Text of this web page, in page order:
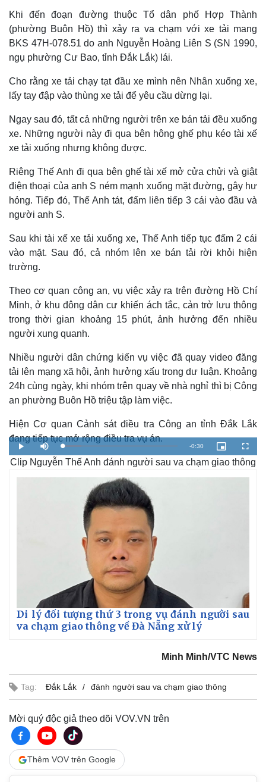
Thế giới
Quan sát
Cuộc sống đó đây
Multimedia
Video
Infographic
Khi đến đoạn đường thuộc Tổ dân phố Hợp Thành
(phường Buôn Hồ) thì xảy ra va chạm với xe tải mang
BKS 47H-078.51 do anh Nguyễn Hoàng Liên S (SN 1990,
ngụ phường Cư Bao, tỉnh Đắk Lắk) lái.
Cho rằng xe tải chạy tạt đầu xe mình nên Nhân xuống xe,
lấy tay đập vào thùng xe tải để yêu cầu dừng lại.
Ngay sau đó, tất cả những người trên xe bán tải đều xuống
xe. Những người này đi qua bên hông ghế phụ kéo tài xế
xe tải xuống nhưng không được.
Riêng Thế Anh đi qua bên ghế tài xế mở cửa chửi và giật
điện thoại của anh S ném mạnh xuống mặt đường, gây hư
hỏng. Tiếp đó, Thế Anh tát, đấm liên tiếp 3 cái vào đầu và
người anh S.
Sau khi tài xế xe tải xuống xe, Thế Anh tiếp tục đấm 2 cái
vào mặt. Sau đó, cả nhóm lên xe bán tải rời khỏi hiện
trường.
Theo cơ quan công an, vụ việc xảy ra trên đường Hồ Chí
Minh, ở khu đông dân cư khiến ách tắc, cản trở lưu thông
trong thời gian khoảng 15 phút, ảnh hưởng đến nhiều
người xung quanh.
Nhiều người dân chứng kiến vụ việc đã quay video đăng
tải lên mạng xã hội, ảnh hưởng xấu trong dư luận. Khoảng
24h cùng ngày, khi nhóm trên quay về nhà nghỉ thì bị Công
an phường Buôn Hồ triệu tập làm việc.
Hiện Cơ quan Cảnh sát điều tra Công an tỉnh Đắk Lắk
đang tiếp tục mở rộng điều tra vụ án.
P
l
a
y
M
u
t
e
L
o
a
d
d
R
e
T
i
e
-0:30
P
i
c
t
r
F
u
l
l
c
Clip Nguyễn Thế Anh đánh người sau va chạm giao thông
Di lý đối tượng thứ 3 trong vụ đánh người sau
va chạm giao thông về Đà Nẵng xử lý
Minh Minh/VTC News
Tag: Đắk Lắk đánh người sau va chạm giao thông
Mời quý độc giả theo dõi VOV.VN trên
Thêm VOV trên Google